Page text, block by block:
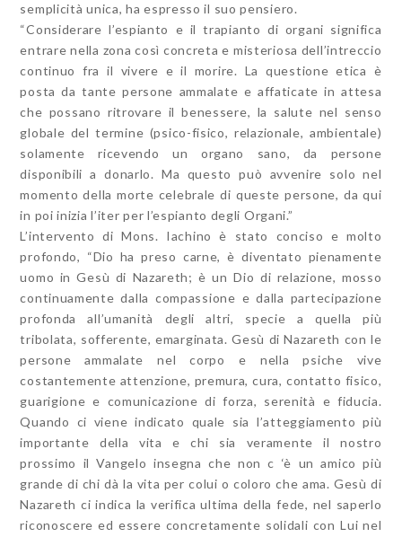
semplicità unica, ha espresso il suo pensiero.
“Considerare l’espianto e il trapianto di organi significa
entrare nella zona così concreta e misteriosa dell’intreccio
continuo fra il vivere e il morire. La questione etica è
posta da tante persone ammalate e affaticate in attesa
che possano ritrovare il benessere, la salute nel senso
globale del termine (psico-fisico, relazionale, ambientale)
solamente ricevendo un organo sano, da persone
disponibili a donarlo. Ma questo può avvenire solo nel
momento della morte celebrale di queste persone, da qui
in poi inizia l’iter per l’espianto degli Organi.”
L’intervento di Mons. Iachino è stato conciso e molto
profondo, “Dio ha preso carne, è diventato pienamente
uomo in Gesù di Nazareth; è un Dio di relazione, mosso
continuamente dalla compassione e dalla partecipazione
profonda all’umanità degli altri, specie a quella più
tribolata, sofferente, emarginata. Gesù di Nazareth con le
persone ammalate nel corpo e nella psiche vive
costantemente attenzione, premura, cura, contatto fisico,
guarigione e comunicazione di forza, serenità e fiducia.
Quando ci viene indicato quale sia l’atteggiamento più
importante della vita e chi sia veramente il nostro
prossimo il Vangelo insegna che non c ‘è un amico più
grande di chi dà la vita per colui o coloro che ama. Gesù di
Nazareth ci indica la verifica ultima della fede, nel saperlo
riconoscere ed essere concretamente solidali con Lui nel